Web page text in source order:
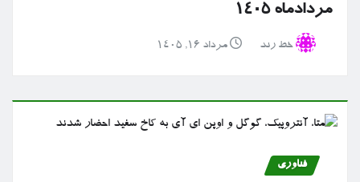
مردادماه ۱۴۰۵
خط رند مرداد ۱۶, ۱۴۰۵
فناوری